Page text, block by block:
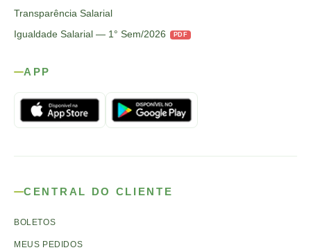
Transparência Salarial
Igualdade Salarial — 1° Sem/2026
PDF
APP
CENTRAL DO CLIENTE
BOLETOS
MEUS PEDIDOS